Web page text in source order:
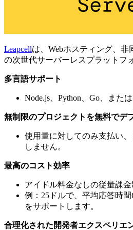
Leapcellは、Webホスティング、非
の次世代サーバーレスプラットフ
多言語サポート
Node.js、Python、Go、また
無制限のプロジェクトを無料でデ
使用量に対してのみ支払い
しません。
最高のコスト効率
アイドル料金なしの従量課金
例：25ドルで、平均応答時間
をサポートします。
合理化された開発者エクスペリエ